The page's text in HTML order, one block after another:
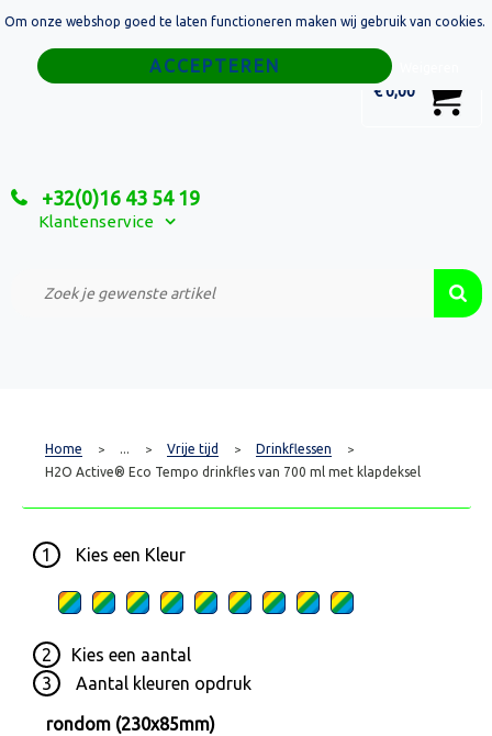
€ 0,00
+32(0)16 43 54 19
Klantenservice
Home
Relatiegeschenken
Custom Made Projecten
Home > ... > Vrije tijd > Drinkflessen >
H2O Active® Eco Tempo drinkfles van 700 ml met klapdeksel
1 Kies een Kleur
2 Kies een aantal
3
Aantal kleuren opdruk
rondom (230x85mm)
Om onze webshop goed te laten functioneren maken wij gebruik van cookies.